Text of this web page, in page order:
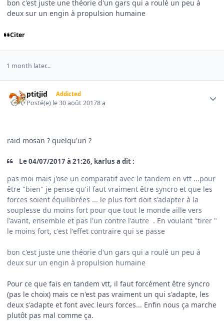
bon c'est juste une théorie d'un gars qui a roulé un peu à
deux sur un engin à propulsion humaine
Citer
1 month later...
ptitjid Addicted
Posté(e) le 30 août 20178 a
raid mosan ? quelqu'un ?
Le 04/07/2017 à 21:26, karlus a dit :
pas moi mais j'ose un comparatif avec le tandem en vtt ...pour
être "bien" je pense qu'il faut vraiment être syncro et que les
forces soient équilibrées ... le plus fort doit s'adapter à la
souplesse du moins fort pour que tout le monde aille vers
l'avant, ensemble et pas l'un contre l'autre . En voulant "tirer "
le moins fort, c'est l'effet contraire qui se passe
bon c'est juste une théorie d'un gars qui a roulé un peu à
deux sur un engin à propulsion humaine
Pour ce que fais en tandem vtt, il faut forcément être syncro
(pas le choix) mais ce n'est pas vraiment un qui s'adapte, les
deux s'adapte et font avec leurs forces... Enfin nous ça marche
plutôt pas mal comme ça.